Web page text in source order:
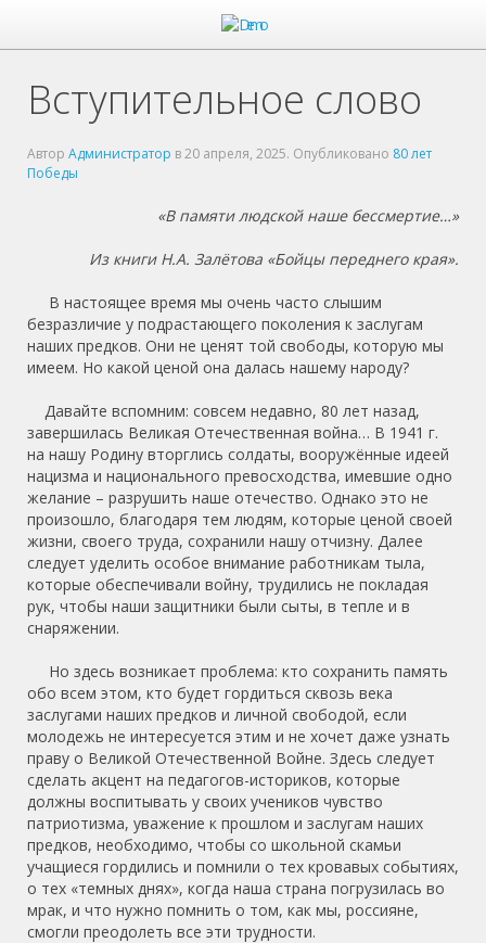
Вступительное слово
Автор Администратор в20 апреля, 2025. Опубликовано 80 лет
Победы
«В памяти людской наше бессмертие…»
Из книги Н.А. Залётова «Бойцы переднего края».
В настоящее время мы очень часто слышим
безразличие у подрастающего поколения к заслугам
наших предков. Они не ценят той свободы, которую мы
имеем. Но какой ценой она далась нашему народу?
Давайте вспомним: совсем недавно, 80 лет назад,
завершилась Великая Отечественная война… В 1941 г.
на нашу Родину вторглись солдаты, вооружённые идеей
нацизма и национального превосходства, имевшие одно
желание – разрушить наше отечество. Однако это не
произошло, благодаря тем людям, которые ценой своей
жизни, своего труда, сохранили нашу отчизну. Далее
следует уделить особое внимание работникам тыла,
которые обеспечивали войну, трудились не покладая
рук, чтобы наши защитники были сыты, в тепле и в
снаряжении.
Но здесь возникает проблема: кто сохранить память
обо всем этом, кто будет гордиться сквозь века
заслугами наших предков и личной свободой, если
молодежь не интересуется этим и не хочет даже узнать
праву о Великой Отечественной Войне. Здесь следует
сделать акцент на педагогов-историков, которые
должны воспитывать у своих учеников чувство
патриотизма, уважение к прошлом и заслугам наших
предков, необходимо, чтобы со школьной скамьи
учащиеся гордились и помнили о тех кровавых событиях,
о тех «темных днях», когда наша страна погрузилась во
мрак, и что нужно помнить о том, как мы, россияне,
смогли преодолеть все эти трудности.